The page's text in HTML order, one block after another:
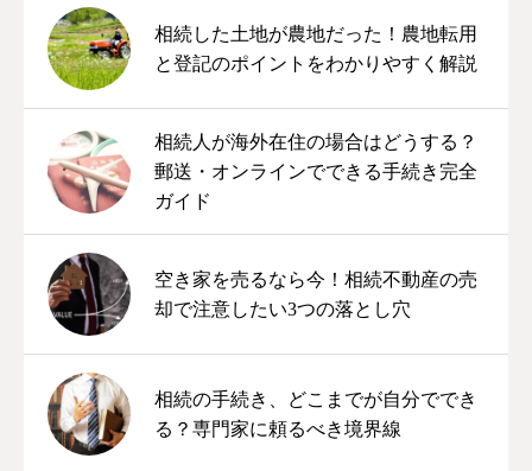
相続した土地が農地だった！農地転用
と登記のポイントをわかりやすく解説
相続人が海外在住の場合はどうする？
郵送・オンラインでできる手続き完全
ガイド
空き家を売るなら今！相続不動産の売
却で注意したい3つの落とし穴
相続の手続き、どこまでが自分ででき
る？専門家に頼るべき境界線